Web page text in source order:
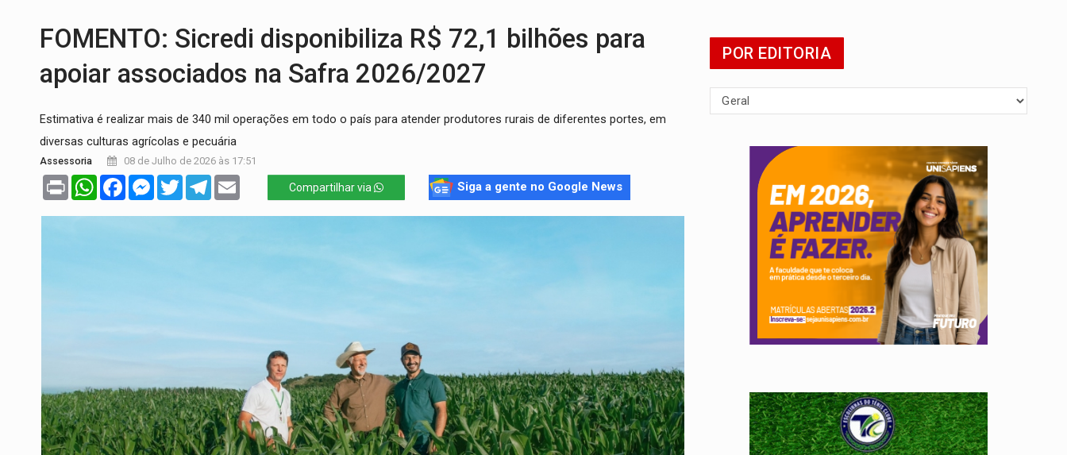
FOMENTO: Sicredi disponibiliza R$ 72,1 bilhões para
apoiar associados na Safra 2026/2027
Estimativa é realizar mais de 340 mil operações em todo o país para atender produtores rurais de diferentes portes, em
diversas culturas agrícolas e pecuária
Assessoria 08 de Julho de 2026 às 17:51
Print WhatsAppFacebookMessenger
TwitterTelegram Compartilhar via Siga a gente no Google News
POR EDITORIA